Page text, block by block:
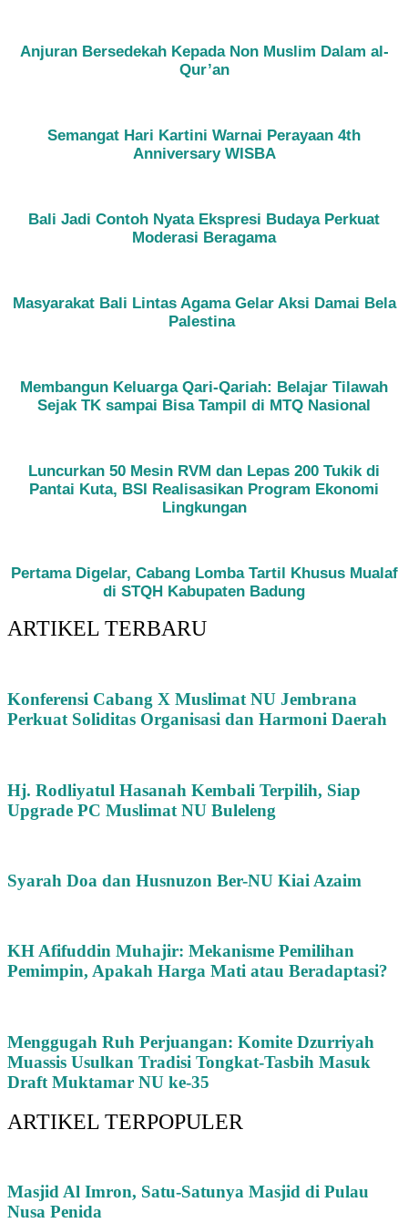
Anjuran Bersedekah Kepada Non Muslim Dalam al-
Qur’an
Semangat Hari Kartini Warnai Perayaan 4th
Anniversary WISBA
Bali Jadi Contoh Nyata Ekspresi Budaya Perkuat
Moderasi Beragama
Masyarakat Bali Lintas Agama Gelar Aksi Damai Bela
Palestina
Membangun Keluarga Qari-Qariah: Belajar Tilawah
Sejak TK sampai Bisa Tampil di MTQ Nasional
Luncurkan 50 Mesin RVM dan Lepas 200 Tukik di
Pantai Kuta, BSI Realisasikan Program Ekonomi
Lingkungan
Pertama Digelar, Cabang Lomba Tartil Khusus Mualaf
di STQH Kabupaten Badung
ARTIKEL TERBARU
Konferensi Cabang X Muslimat NU Jembrana
Perkuat Soliditas Organisasi dan Harmoni Daerah
Hj. Rodliyatul Hasanah Kembali Terpilih, Siap
Upgrade PC Muslimat NU Buleleng
Syarah Doa dan Husnuzon Ber-NU Kiai Azaim
KH Afifuddin Muhajir: Mekanisme Pemilihan
Pemimpin, Apakah Harga Mati atau Beradaptasi?
Menggugah Ruh Perjuangan: Komite Dzurriyah
Muassis Usulkan Tradisi Tongkat-Tasbih Masuk
Draft Muktamar NU ke-35
ARTIKEL TERPOPULER
Masjid Al Imron, Satu-Satunya Masjid di Pulau
Nusa Penida